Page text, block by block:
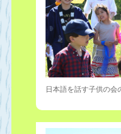
日本語を話す子供の会